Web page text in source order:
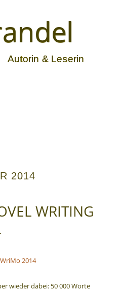
Autorin & Leserin
2014
WRITING
wieder dabei: 50 000 Worte